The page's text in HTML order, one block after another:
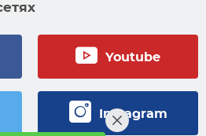
Youtube
Instagram